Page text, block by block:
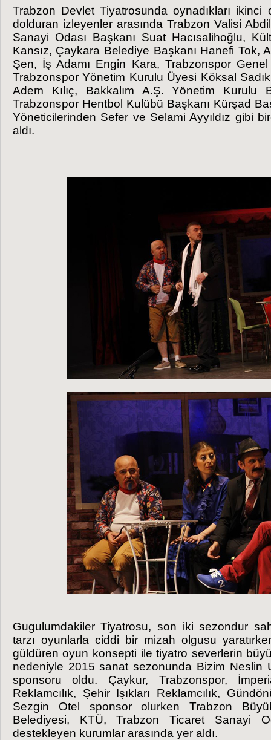
Trabzon Devlet Tiyatrosunda oynadıkları ikinci
dolduran izleyenler arasında Trabzon Valisi
Sanayi Odası Başkanı Suat Hacısalihoğlu,
Kansız, Çaykara Belediye Başkanı Hanefi Tok,
Şen, İş Adamı Engin Kara, Trabzonspor
Trabzonspor Yönetim Kurulu Üyesi Köksal
Adem Kılıç, Bakkalım A.Ş. Yönetim Kurulu
Trabzonspor Hentbol Kulübü Başkanı Kürşad
Yöneticilerinden Sefer ve Selami Ayyıldız gibi
aldı.
Gugulumdakiler Tiyatrosu, son iki sezondur
tarzı oyunlarla ciddi bir mizah olgusu
güldüren oyun konsepti ile tiyatro severlerin
nedeniyle 2015 sanat sezonunda Bizim Neslin
sponsoru oldu. Çaykur, Trabzonspor,
Reklamcılık, Şehir Işıkları Reklamcılık,
Sezgin Otel sponsor olurken Trabzon
Belediyesi, KTÜ, Trabzon Ticaret Sanayi
destekleyen kurumlar arasında yer aldı.